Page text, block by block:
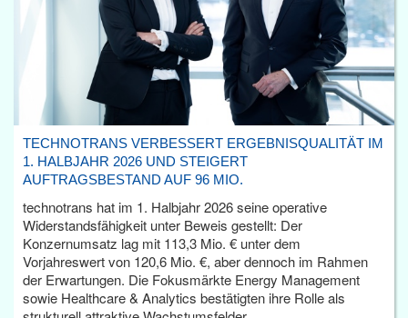
TECHNOTRANS VERBESSERT ERGEBNISQUALITÄT IM
1. HALBJAHR 2026 UND STEIGERT
AUFTRAGSBESTAND AUF 96 MIO.
technotrans hat im 1. Halbjahr 2026 seine operative
Widerstandsfähigkeit unter Beweis gestellt: Der
Konzernumsatz lag mit 113,3 Mio. € unter dem
Vorjahreswert von 120,6 Mio. €, aber dennoch im Rahmen
der Erwartungen. Die Fokusmärkte Energy Management
sowie Healthcare & Analytics bestätigten ihre Rolle als